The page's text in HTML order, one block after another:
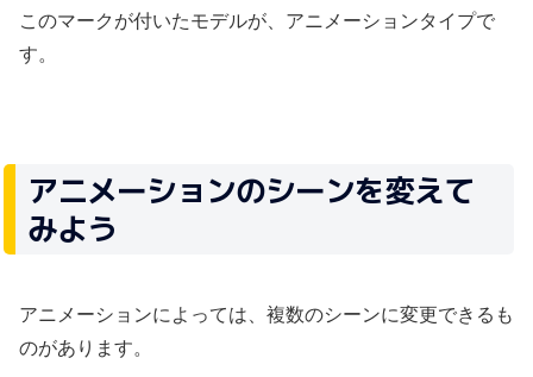
このマークが付いたモデルが、アニメーションタイプで
す。
アニメーションのシーンを変えて
みよう
アニメーションによっては、複数のシーンに変更できるも
のがあります。